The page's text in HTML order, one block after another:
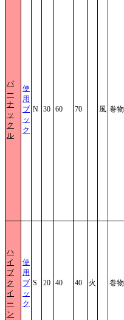
バ
ー
ナ
ッ
ク
ル
使
用
ブ
ッ
ク
N 30 60 70 風 巻物
ハ
イ
ブ
ク
イ
ー
ン
使
用
ブ
ッ
ク
S 20 40 40 火 巻物